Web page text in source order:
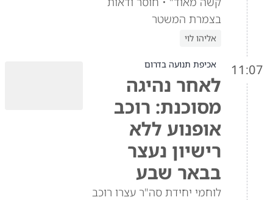
בצמרת המשטר
אליהו לוי
11:07 אכיפת תנועה בדרום
לאחר נהיגה
מסוכנת: רוכב
אופנוע ללא
רישיון נעצר
בבאר שבע
לוחמי יחידת סה"ר עצרו רוכב